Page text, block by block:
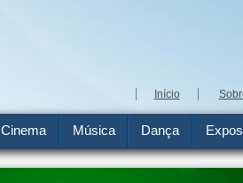
Início
Cinema Música Dança